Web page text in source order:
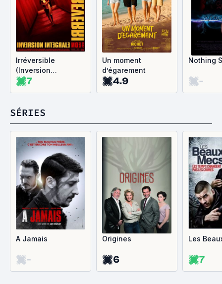
Irréversible
(Inversion
intégrale)
7
Un moment
d’égarement
4.9
Nothing
-
SÉRIES
A Jamais
-
Origines
6
Les
7